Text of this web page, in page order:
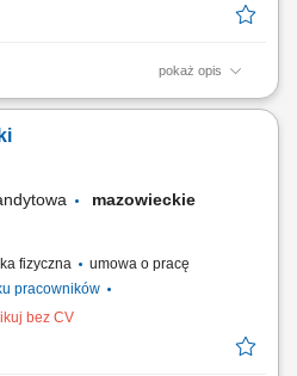
pokaż opis
cęgami;
mazowieckie
fizyczna
umowa o pracę
pracowników
bez CV